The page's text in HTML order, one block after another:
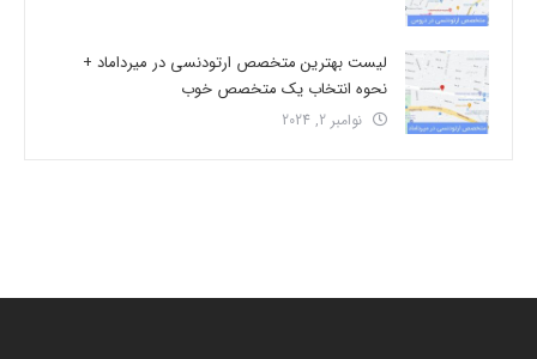
لیست بهترین متخصص ارتودنسی در میرداماد +
نحوه انتخاب یک متخصص خوب
نوامبر 2, 2024